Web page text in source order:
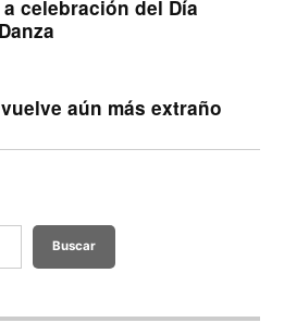
celebración del Día
aún más extraño
Buscar